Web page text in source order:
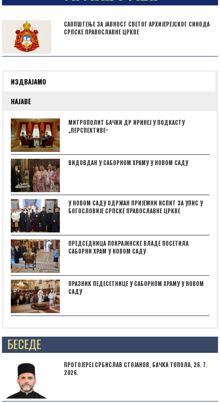
САОПШТЕЊЕ ЗА ЈАВНОСТ СВЕТОГ АРХИЈЕРЕЈСКОГ СИНОДА
СРПСКЕ ПРАВОСЛАВНЕ ЦРКВЕ
ИЗДВАЈАМО
НАЈАВЕ
МИТРОПОЛИТ БАЧКИ ДР ИРИНЕЈ У ПОДКАСТУ
„ПЕРСПЕКТИВЕˮ
ВИДОВДАН У САБОРНОМ ХРАМУ У НОВОМ САДУ
У НОВОМ САДУ ОДРЖАН ПРИЈЕМНИ ИСПИТ ЗА УПИС У
БОГОСЛОВИЈЕ СРПСКЕ ПРАВОСЛАВНЕ ЦРКВЕ
ПРЕДСЕДНИЦА ПОКРАЈИНСКЕ ВЛАДЕ ПОСЕТИЛА
САБОРНИ ХРАМ У НОВОМ САДУ
ПРАЗНИК ПЕДЕСЕТНИЦЕ У САБОРНОМ ХРАМУ У НОВОМ
САДУ
Posts not found
ПРОТОЈЕРЕЈ СРБИСЛАВ СТОЈАНОВ, БАЧКА ТОПОЛА, 26. 7.
2026.